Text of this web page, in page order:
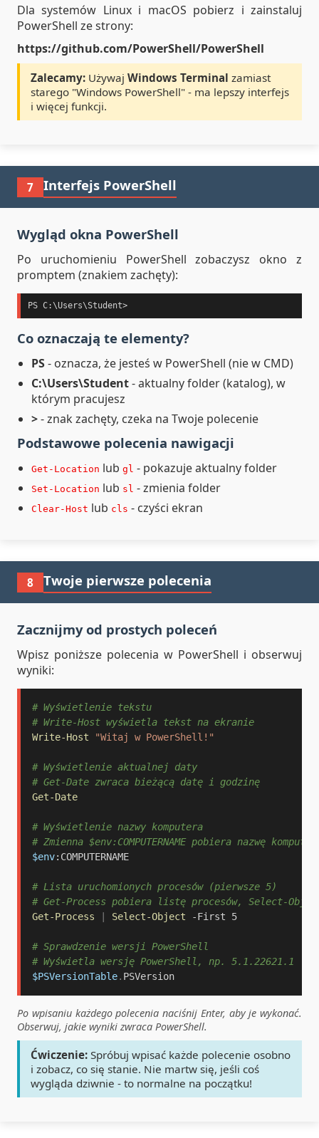
Dla systemów Linux i macOS pobierz i zainstaluj
PowerShell ze strony:
https://github.com/PowerShell/PowerShell
Zalecamy: Używaj Windows Terminal zamiast
starego "Windows PowerShell" - ma lepszy interfejs
i więcej funkcji.
7 Interfejs PowerShell
Wygląd okna PowerShell
Po uruchomieniu PowerShell zobaczysz okno z
promptem (znakiem zachęty):
PS C:\Users\Student>
Co oznaczają te elementy?
PS- oznacza, że jesteś w PowerShell (nie w CMD)
C:\Users\Student- aktualny folder (katalog), w
którym pracujesz
>- znak zachęty, czeka na Twoje polecenie
Podstawowe polecenia nawigacji
Get-Location lub gl - pokazuje aktualny folder
Set-Location lub sl - zmienia folder
Clear-Host lub cls - czyści ekran
8 Twoje pierwsze polecenia
Zacznijmy od prostych poleceń
Wpisz poniższe polecenia w PowerShell i obserwuj
wyniki:
# Wyświetlenie tekstu
# Write-Host wyświetla tekst na ekranie
Write-Host
"Witaj w PowerShell!"
# Wyświetlenie aktualnej daty
# Get-Date zwraca bieżącą datę i godzinę
Get-Date
# Wyświetlenie nazwy komputera
# Zmienna $env:COMPUTERNAME pobiera nazwę
$env:COMPUTERNAME
# Lista uruchomionych procesów (pierwsze 5)
# Get-Process pobiera listę procesów, Select-
Get-Process
Select-Object -First 5
# Sprawdzenie wersji PowerShell
# Wyświetla wersję PowerShell, np. 5.1.22621.1
$PSVersionTable. PSVersion
Po wpisaniu każdego polecenia naciśnij Enter, aby je wykonać.
Obserwuj, jakie wyniki zwraca PowerShell.
Ćwiczenie: Spróbuj wpisać każde polecenie osobno
i zobacz, co się stanie. Nie martw się, jeśli coś
wygląda dziwnie - to normalne na początku!